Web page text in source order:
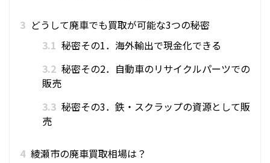
3 どうして廃車でも買取が可能な3つの秘密
3.1 秘密その1．海外輸出で現金化できる
3.2 秘密その2．自動車のリサイクルパーツでの
販売
3.3 秘密その3．鉄・スクラップの資源として販
売
4 綾瀬市の廃車買取相場は？